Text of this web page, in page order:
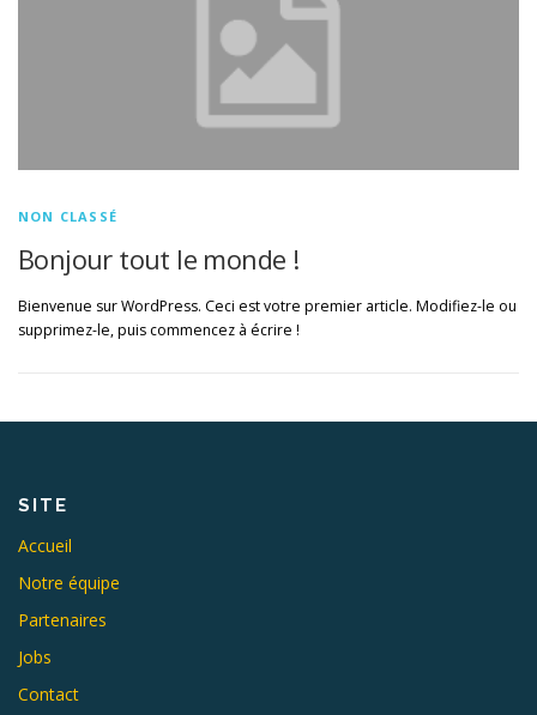
NON CLASSÉ
Bonjour tout le monde !
Bienvenue sur WordPress. Ceci est votre premier article. Modifiez-le ou
supprimez-le, puis commencez à écrire !
SITE
Accueil
Notre équipe
Partenaires
Jobs
Contact